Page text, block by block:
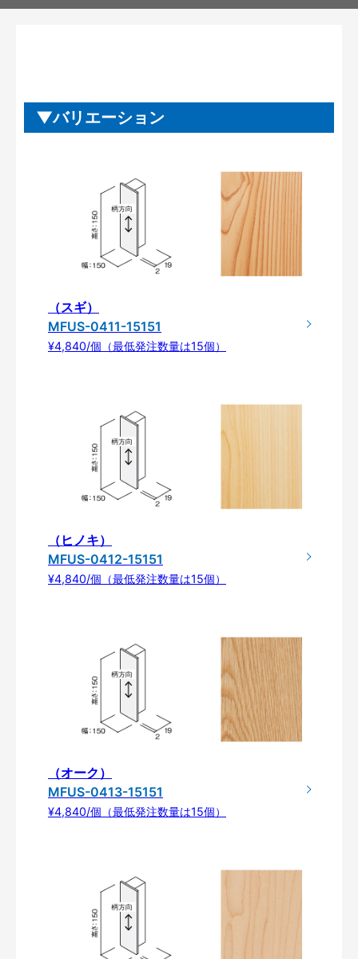
バリエーション
（スギ）
MFUS-0411-15151
¥4,840/個（最低発注数量は15個）
（ヒノキ）
MFUS-0412-15151
¥4,840/個（最低発注数量は15個）
（オーク）
MFUS-0413-15151
¥4,840/個（最低発注数量は15個）